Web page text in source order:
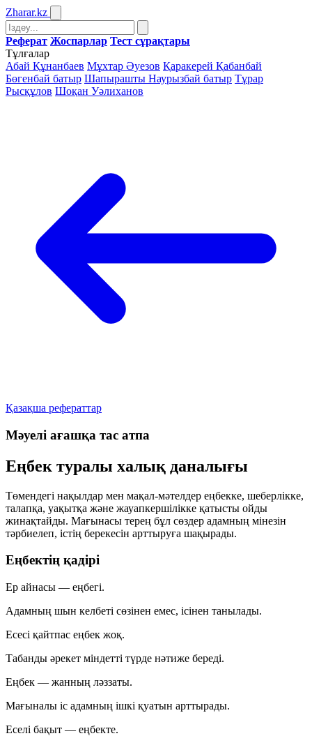
Zharar.kz
Реферат Жоспарлар Тест сұрақтары
Тұлғалар
Абай Құнанбаев Мұхтар Әуезов Қаракерей Қабанбай
Бөгенбай батыр Шапырашты Наурызбай батыр Тұрар
Рысқұлов Шоқан Уәлиханов
Қазақша рефераттар
Мәуелі ағашқа тас атпа
Еңбек туралы халық даналығы
Төмендегі нақылдар мен мақал-мәтелдер еңбекке, шеберлікке,
талапқа, уақытқа және жауапкершілікке қатысты ойды
жинақтайды. Мағынасы терең бұл сөздер адамның мінезін
тәрбиелеп, істің берекесін арттыруға шақырады.
Еңбектің қадірі
Ер айнасы — еңбегі.
Адамның шын келбеті сөзінен емес, ісінен танылады.
Есесі қайтпас еңбек жоқ.
Табанды әрекет міндетті түрде нәтиже береді.
Еңбек — жанның ләззаты.
Мағыналы іс адамның ішкі қуатын арттырады.
Еселі бақыт — еңбекте.